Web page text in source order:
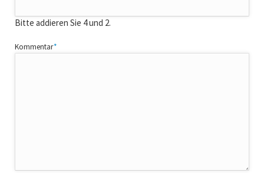
Bitte addieren Sie 4 und 2.
Pflichtfeld
Kommentar*